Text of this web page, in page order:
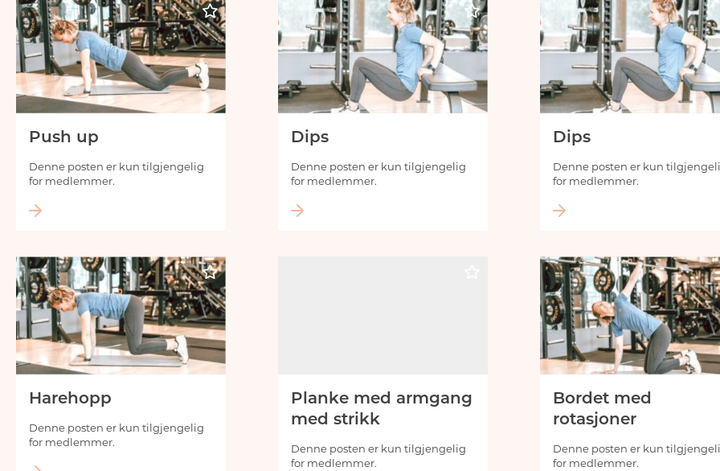
Push up
Denne posten er kun tilgjengelig
for medlemmer.
Dips
Denne posten er kun tilgjengelig
for medlemmer.
Dips
Denne posten er kun
for medlemmer.
Harehopp
Denne posten er kun tilgjengelig
for medlemmer.
Planke med armgang
med strikk
Denne posten er kun tilgjengelig
for medlemmer.
Bordet med
rotasjoner
Denne posten er kun
for medlemmer.